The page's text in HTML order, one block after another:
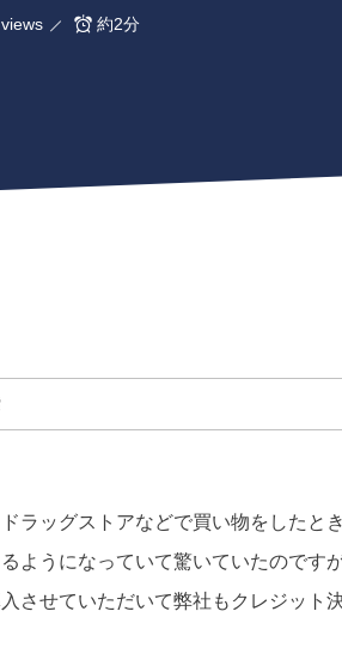
約2分
ラッグストアなどで買い物をしたと
ようになっていて驚いていたのです
させていただいて弊社もクレジット